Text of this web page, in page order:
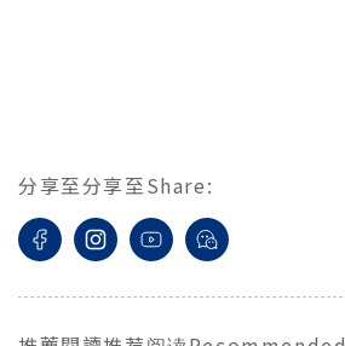
分享至分享至Share: